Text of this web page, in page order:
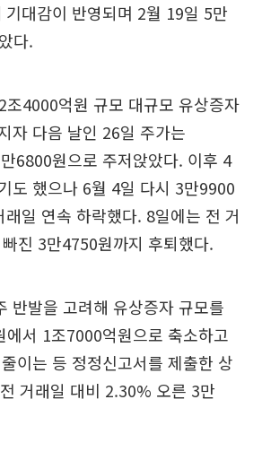
기대감이 반영되며 2월 19일 5만
다.
조4000억원 규모 대규모 유상증자
자 다음 날인 26일 주가는
6800원으로 주저앉았다. 이후 4
도 했으나 6월 4일 다시 3만9900
일 연속 하락했다. 8일에는 전 거
진 3만4750원까지 후퇴했다.
반발을 고려해 유상증자 규모를
서 1조7000억원으로 축소하고
이는 등 정정신고서를 제출한 상
거래일 대비 2.30% 오른 3만